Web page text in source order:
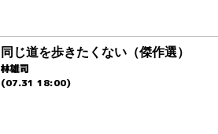
同じ道を歩きたくない（傑作選）
林雄司
(07.31 18:00)